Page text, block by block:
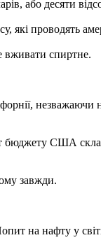
або десяти
проводять
вживати спиртне.
бюджету США
завжди.
на нафту у